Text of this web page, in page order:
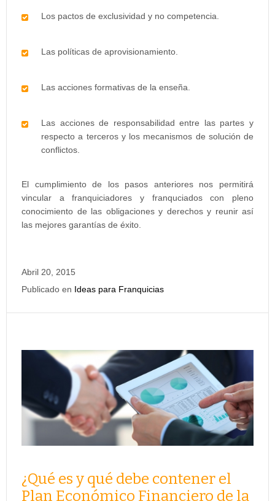
Los pactos de exclusividad y no competencia.
Las políticas de aprovisionamiento.
Las acciones formativas de la enseña.
Las acciones de responsabilidad entre las partes y
respecto a terceros y los mecanismos de solución de
conflictos.
El cumplimiento de los pasos anteriores nos permitirá
vincular a franquiciadores y franquciados con pleno
conocimiento de las obligaciones y derechos y reunir así
las mejores garantías de éxito.
Abril 20, 2015
Publicado en Ideas para Franquicias
¿Qué es y qué debe contener el
Plan Económico Financiero de la